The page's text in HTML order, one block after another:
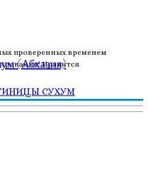
проверенных временем
Нравится
(Абхазия)
СУХУМ